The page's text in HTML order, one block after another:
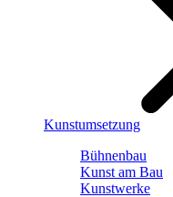
Kunstumsetzung
Bühnenbau
Kunst am Bau
Kunstwerke